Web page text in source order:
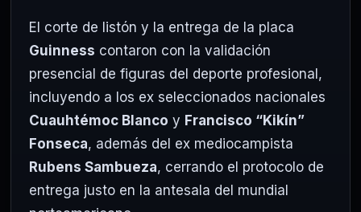
El corte de listón y la entrega de la placa
Guinness contaron con la validación
presencial de figuras del deporte profesional,
incluyendo a los ex seleccionados nacionales
Cuauhtémoc Blanco y Francisco “Kikín”
Fonseca, además del ex mediocampista
Rubens Sambueza, cerrando el protocolo de
entrega justo en la antesala del mundial